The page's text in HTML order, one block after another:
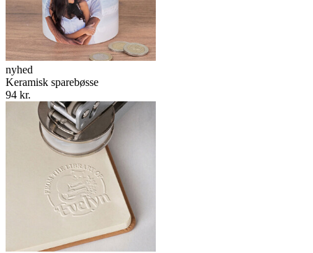
nyhed
Keramisk sparebøsse
94 kr.